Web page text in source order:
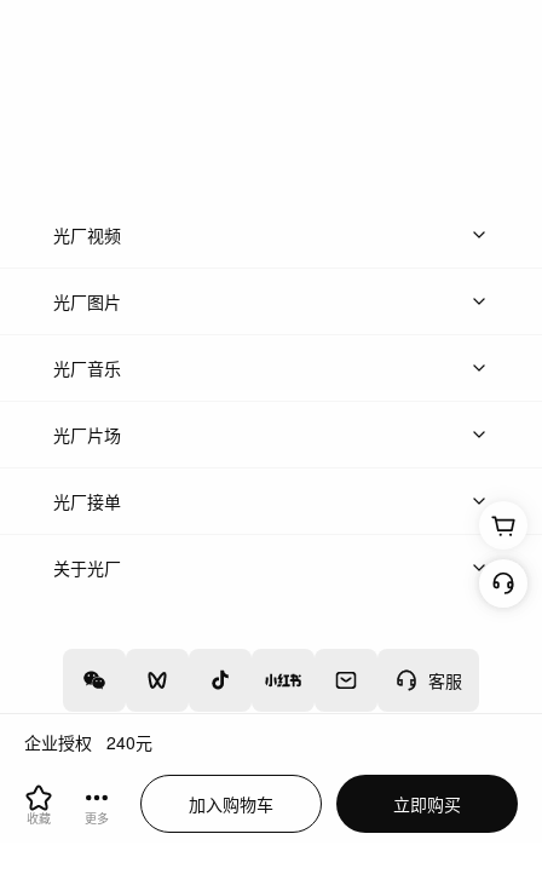
企业授权 240元
收藏 更多
加入购物车 立即购买
客服
光厂视频
上传视频
光厂图片
上传图片
光厂音乐
热门音乐
光厂片场
上传案例
光厂接单
上架服务
关于光厂
增值电信业务经营许可证：川B2-20160192 蜀ICP备12020238号-4
川公网安备51019002000262
违法和不良信息举报中心